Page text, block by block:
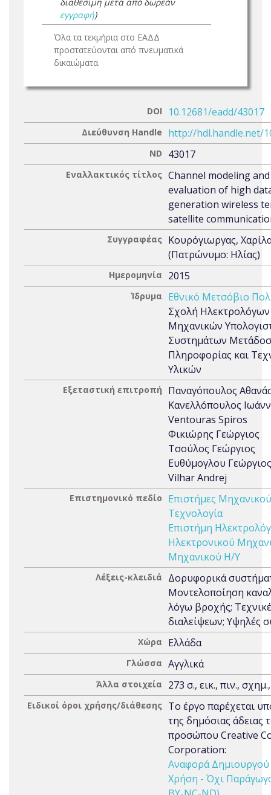
εγγραφή)
Όλα τα τεκμήρια στο ΕΑΔΔ
προστατεύονται από πνευματικά
δικαιώματα.
DOI 10.12681/eadd/43017
Διεύθυνση Handle http://hdl.handle.net/
ND 43017
Εναλλακτικός τίτλος Channel modeling
evaluation of high
generation wireless
satellite
Συγγραφέας Κουρόγιωργας,
(Πατρώνυμο: Ηλίας)
Ημερομηνία 2015
Ίδρυμα
Εθνικό Μετσόβιο
Σχολή
Μηχανικών
Συστημάτων
Πληροφορίας και
Υλικών
Εξεταστική επιτροπή
Παναγόπουλος
Κανελλόπουλος
Ventouras Spiros
Φικιώρης Γεώργιος
Τσούλος Γεώργιος
Ευθύμογλου Γεώργιος
Vilhar Andrej
Επιστημονικό πεδίο
Επιστήμες
Τεχνολογία
Επιστήμη
Ηλεκτρονικού
Μηχανικού Η/Υ
Λέξεις-κλειδιά
Δορυφορικά
Μοντελοποίηση
λόγω βροχής;
διαλείψεων; Υψηλές
Χώρα Ελλάδα
Γλώσσα Αγγλικά
Άλλα στοιχεία 273 σ., εικ., πιν.,
Ειδικοί όροι χρήσης/διάθεσης Το έργο παρέχεται
της δημόσιας άδειας
προσώπου Creative
Corporation:
Αναφορά
Χρήση - Όχι